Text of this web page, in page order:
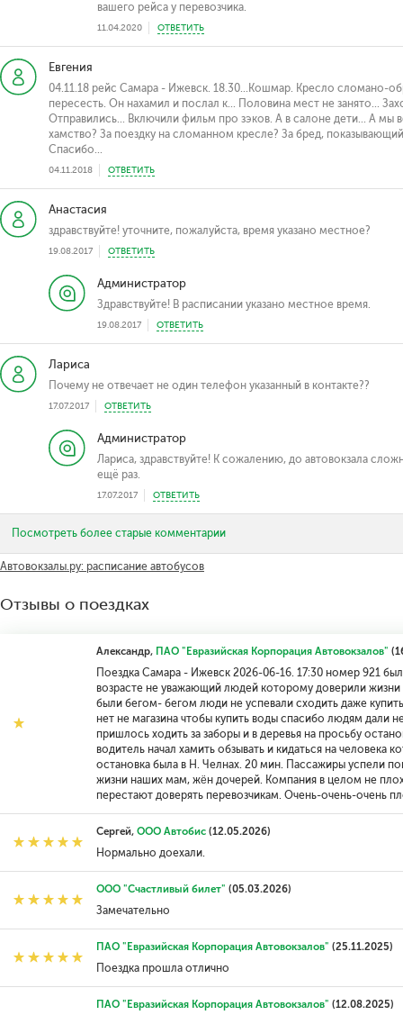
вашего рейса у перевозчика.
11.04.2020 ОТВЕТИТЬ
Евгения
04.11.18 рейс Самара - Ижевск. 18.30...Кошмар. Кресло сломано-
пересесть. Он нахамил и послал к... Половина мест не занято...
Отправились... Включили фильм про зэков. А в салоне дети... А мы
хамство? За поездку на сломанном кресле? За бред,
Спасибо...
04.11.2018 ОТВЕТИТЬ
Анастасия
здравствуйте! уточните, пожалуйста, время указано местное?
19.08.2017 ОТВЕТИТЬ
Администратор
Здравствуйте! В расписании указано местное время.
19.08.2017 ОТВЕТИТЬ
Лариса
Почему не отвечает не один телефон указанный в контакте??
17.07.2017 ОТВЕТИТЬ
Администратор
Лариса, здравствуйте! К сожалению, до автовокзала
ещё раз.
17.07.2017 ОТВЕТИТЬ
Посмотреть более старые комментарии
Автовокзалы.ру: расписание автобусов
Отзывы о поездках
Александр, ПАО "Евразийская Корпорация Автовокзалов"
Поездка Самара - Ижевск 2026-06-16. 17:30 номер 921
возрасте не уважающий людей которому доверили
были бегом- бегом люди не успевали сходить даже
нет не магазина чтобы купить воды спасибо людям
пришлось ходить за заборы и в деревья на просьбу
водитель начал хамить обзывать и кидаться на
остановка была в Н. Челнах. 20 мин. Пассажиры успели
жизни наших мам, жëн дочерей. Компания в целом не
перестают доверять перевозчикам. Очень-очень-очень
Сергей, ООО Автобис(12.05.2026)
Нормально доехали.
ООО "Счастливый билет" (05.03.2026)
Замечательно
ПАО "Евразийская Корпорация Автовокзалов" (25.11.2025)
Поездка прошла отлично
ПАО "Евразийская Корпорация Автовокзалов" (12.08.2025)